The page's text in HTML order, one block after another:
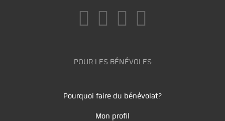
POUR LES BÉNÉVOLES
Pourquoi faire du bénévolat?
Mon profil